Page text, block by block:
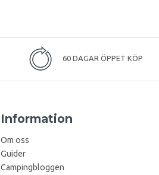
60 DAGAR ÖPPET KÖP
Information
Om oss
Guider
Campingbloggen